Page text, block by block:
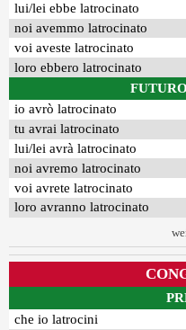
lui/lei ebbe latrocinato
noi avemmo latrocinato
voi aveste latrocinato
loro ebbero latrocinato
io avrò latrocinato
tu avrai latrocinato
lui/lei avrà latrocinato
noi avremo latrocinato
voi avrete latrocinato
loro avranno latrocinato
che io latrocini